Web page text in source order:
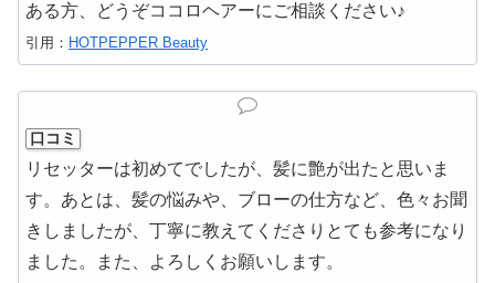
ある方、どうぞココロヘアーにご相談ください♪
引用： HOTPEPPER Beauty
口コミ
リセッターは初めてでしたが、髪に艶が出たと思いま
す。あとは、髪の悩みや、ブローの仕方など、色々お聞
きしましたが、丁寧に教えてくださりとても参考になり
ました。また、よろしくお願いします。